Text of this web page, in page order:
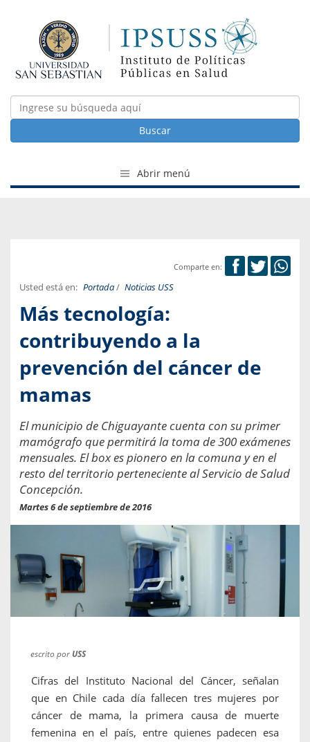
Buscar
Abrir menú
Comparte en:
Usted está en: Portada/ Noticias USS
Más tecnología:
contribuyendo a la
prevención del cáncer de
mamas
El municipio de Chiguayante cuenta con su primer
mamógrafo que permitirá la toma de 300 exámenes
mensuales. El box es pionero en la comuna y en el
resto del territorio perteneciente al Servicio de Salud
Concepción.
Martes 6 de septiembre de 2016
escrito por USS
Cifras del Instituto Nacional del Cáncer, señalan
que en Chile cada día fallecen tres mujeres por
cáncer de mama, la primera causa de muerte
femenina en el país, entre quienes padecen esa